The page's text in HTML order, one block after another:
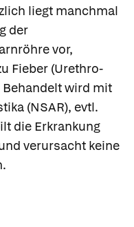
liegt manchmal
der
vor,
Fieber (Urethro-
wird mit
(NSAR), evtl.
die Erkrankung
verursacht keine